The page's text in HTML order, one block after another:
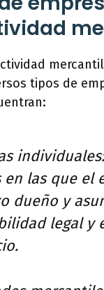
tipos de
en las que el
dueño y
legal y